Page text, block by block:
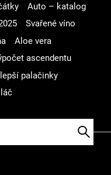
Auto – katalog
Svařené víno
Aloe vera
ascendentu
palačinky